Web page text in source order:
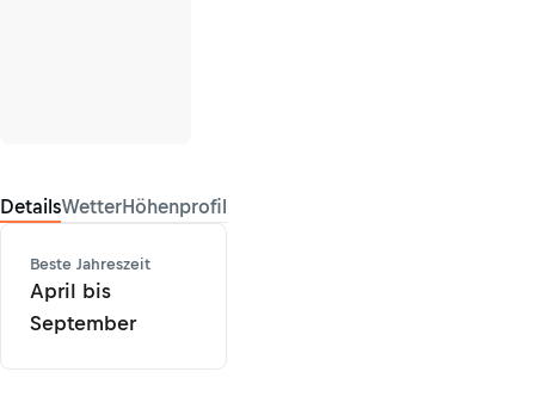
DetailsWetterHöhenprofil
Beste Jahreszeit
April bis
September